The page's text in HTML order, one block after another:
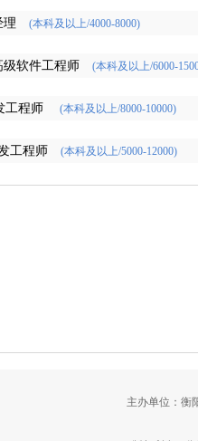
理 (本科及以上/4000-8000)
级软件工程师 (本科及以上/6000-
工程师 (本科及以上/8000-10000)
工程师 (本科及以上/5000-12000)
主办单位：衡